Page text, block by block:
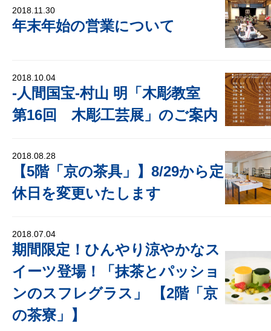
2018.11.30
年末年始の営業について
2018.10.04
‐人間国宝‐村山 明「木彫教室
第16回 木彫工芸展」のご案内
2018.08.28
【5階「京の茶具」】8/29から定
休日を変更いたします
2018.07.04
期間限定！ひんやり涼やかなス
イーツ登場！「抹茶とパッショ
ンのスフレグラス」 【2階「京
の茶寮」】